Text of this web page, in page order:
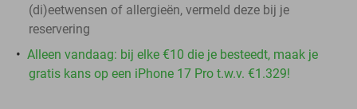
(di)eetwensen of allergieën, vermeld deze bij je
reservering
Alleen vandaag: bij elke €10 die je besteedt, maak je
gratis kans op een iPhone 17 Pro t.w.v. €1.329!